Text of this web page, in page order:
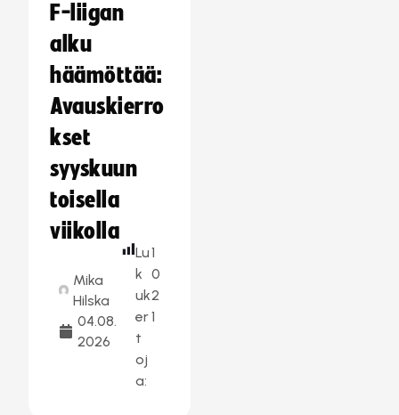
F-liigan
alku
häämöttää:
Avauskierro
kset
syyskuun
toisella
viikolla
Mika
Hilska
04.08.
2026
Lu
k
uk
er
t
oj
a:
1
0
2
1